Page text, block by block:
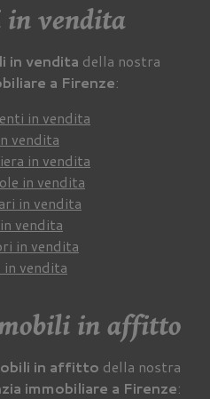
vendita
in vendita della nostra
a Firenze:
in vendita
vendita
in vendita
in vendita
in vendita
vendita
in vendita
in vendita
in affitto
in affitto della nostra
immobiliare a Firenze: